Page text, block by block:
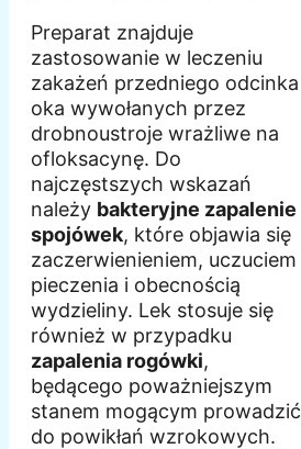
Preparat znajduje
zastosowanie w leczeniu
zakażeń przedniego odcinka
oka wywołanych przez
drobnoustroje wrażliwe na
ofloksacynę. Do
najczęstszych wskazań
należy bakteryjne zapalenie
spojówek, które objawia się
zaczerwienieniem, uczuciem
pieczenia i obecnością
wydzieliny. Lek stosuje się
również w przypadku
zapalenia rogówki,
będącego poważniejszym
stanem mogącym prowadzić
do powikłań wzrokowych.